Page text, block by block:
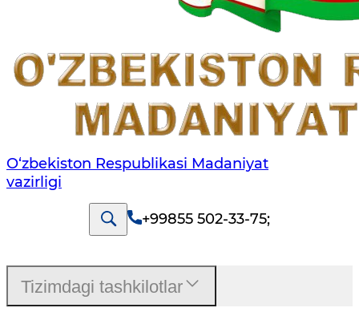
O‘zbekiston Respublikasi Madaniyat
vazirligi
+99855 502-33-75;
Tizimdagi tashkilotlar